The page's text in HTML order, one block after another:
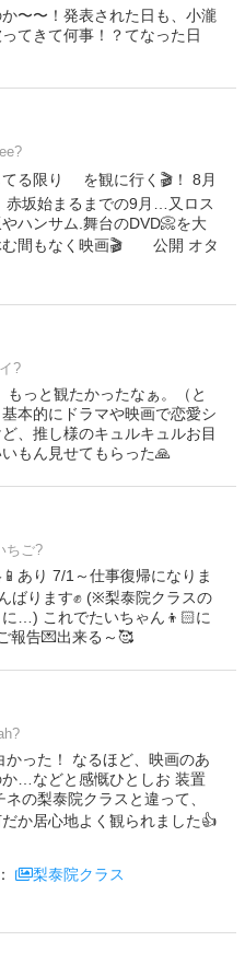
〜〜！発表された日も、小瀧
てきて何事！？てなった日
る限り を観に行く🎬！ 8月
赤坂始まるまでの9月…又ロス
ハンサム.舞台のDVD📀を大
む間もなく映画🎬 公開 オタ
?
っと観たかったなぁ。（と
本的にドラマや映画で恋愛シ
、推し様のキュルキュルお目
もん見せてもらった🙏
ちご?
あり 7/1～仕事復帰になりま
ばります✊ (※梨泰院クラスの
…) これでたいちゃん👦🏻に
報告💌出来る～🥰
った！ なるほど、映画のあ
…などと感慨ひとしお 装置
の梨泰院クラスと違って、
か居心地よく観られました👍
梨泰院クラス